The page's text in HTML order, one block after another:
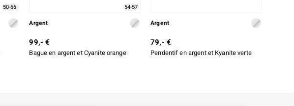
50-66 54-57
Argent
99,- €
Bague en argent et Cyanite orange
Argent
79,- €
Pendentif en argent et Kyanite verte